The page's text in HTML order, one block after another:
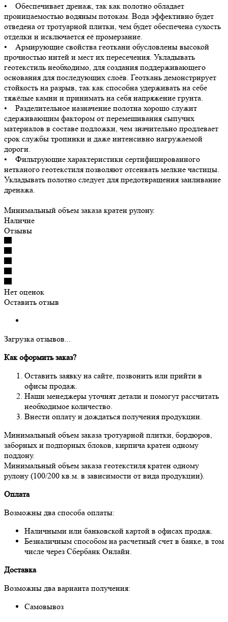
• Обеспечивает дренаж, так как полотно обладает
проницаемостью водяным потокам. Вода эффективно будет
отведена от тротуарной плитки, чем будет обеспечена сухость
отделки и исключается её промерзание.
• Армирующие свойства геоткани обусловлены высокой
прочностью нитей и мест их пересечения. Укладывать
геотекстиль необходимо, для создания поддерживающего
основания для последующих слоёв. Геоткань демонстрирует
стойкость на разрыв, так как способна удерживать на себе
тяжёлые камни и принимать на себя напряжение грунта.
• Разделительное назначение полотна хорошо служит
сдерживающим фактором от перемешивания сыпучих
материалов в составе подложки, чем значительно продлевает
срок службы тропинки и даже интенсивно нагружаемой
дороги.
• Фильтрующие характеристики сертифицированного
нетканого геотекстиля позволяют отсеивать мелкие частицы.
Укладывать полотно следует для предотвращения заиливание
дренажа.
Минимальный объем заказа кратен рулону.
Наличие
Отзывы
Нет оценок
Оставить отзыв
Загрузка отзывов...
Как оформить заказ?
Оставить заявку на сайте, позвонить или прийти в
офисы продаж.
Наши менеджеры уточнят детали и помогут рассчитать
необходимое количество.
Внести оплату и дождаться получения продукции.
Минимальный объем заказа тротуарной плитки, бордюров,
заборных и подпорных блоков, кирпича кратен одному
поддону.
Минимальный объем заказа геотекстиля кратен одному
рулону (100/200 кв.м. в зависимости от вида продукции).
Оплата
Возможны два способа оплаты:
Наличными или банковской картой в офисах продаж.
Безналичным способом на расчетный счет в банке, в том
числе через Сбербанк Онлайн.
Доставка
Возможны два варианта получения:
Самовывоз